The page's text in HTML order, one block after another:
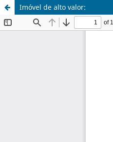
Imóvel de alto valor: